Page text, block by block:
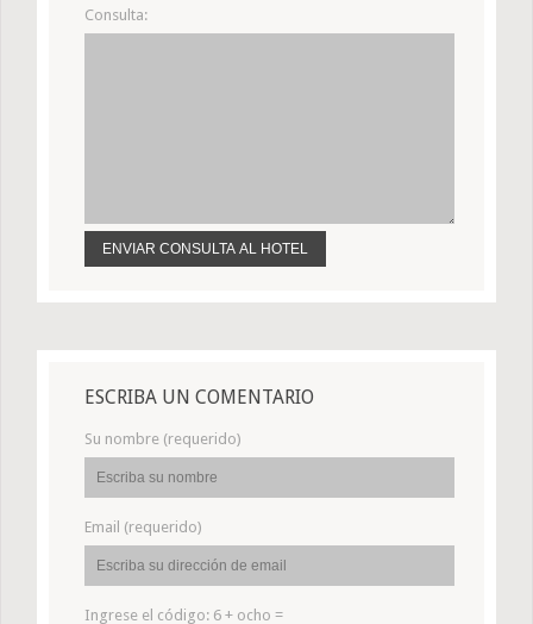
Consulta:
ESCRIBA UN COMENTARIO
Su nombre (requerido)
Email (requerido)
Ingrese el código: 6 + ocho =